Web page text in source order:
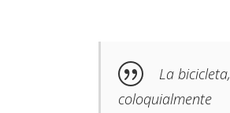
La bicicleta,
coloquialmente